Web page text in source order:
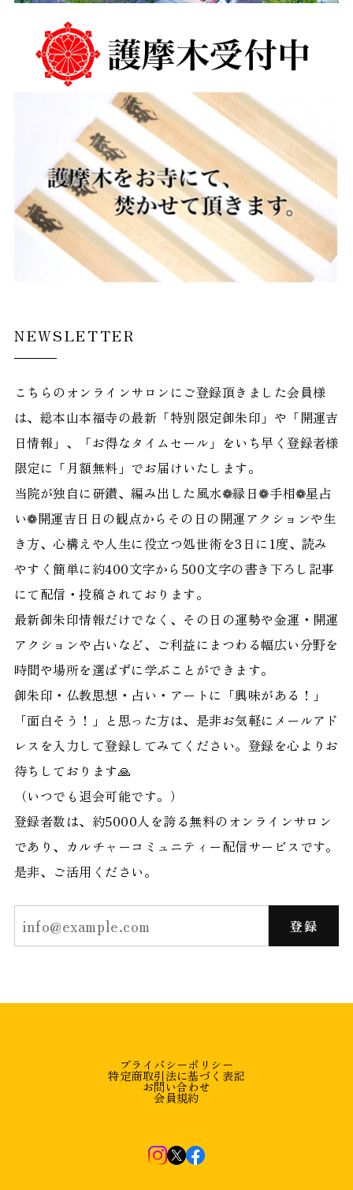
NEWSLETTER
こちらのオンラインサロンにご登録頂きました会員様
は、総本山本福寺の最新「特別限定御朱印」や「開運吉
日情報」、「お得なタイムセール」をいち早く登録者様
限定に「月額無料」でお届けいたします。
当院が独自に研鑽、編み出した風水❁縁日❁手相❁星占
い❁開運吉日日の観点からその日の開運アクションや生
き方、心構えや人生に役立つ処世術を3日に1度、読み
やすく簡単に約400文字から500文字の書き下ろし記事
にて配信・投稿されております。
最新御朱印情報だけでなく、その日の運勢や金運・開運
アクションや占いなど、ご利益にまつわる幅広い分野を
時間や場所を選ばずに学ぶことができます。
御朱印・仏教思想・占い・アートに「興味がある！」
「面白そう！」と思った方は、是非お気軽にメールアド
レスを入力して登録してみてください。登録を心よりお
待ちしております🙏
（いつでも退会可能です。）
登録者数は、約5000人を誇る無料のオンラインサロン
であり、カルチャーコミュニティー配信サービスです。
是非、ご活用ください。
登録
プライバシーポリシー
特定商取引法に基づく表記
お問い合わせ
会員規約